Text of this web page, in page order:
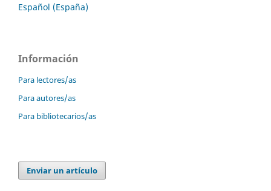
Español (España)
Información
Para lectores/as
Para autores/as
Para bibliotecarios/as
Enviar un artículo